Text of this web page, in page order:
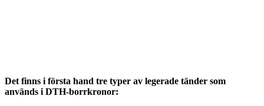
Det finns i första hand tre typer av legerade tänder som
används i DTH-borrkronor: